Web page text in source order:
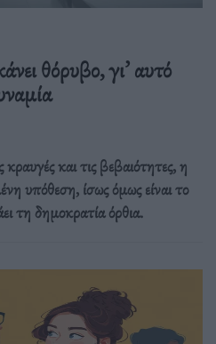
θόρυβο, γι’ αυτό
και τις βεβαιότητες, η
υπόθεση, ίσως όμως είναι το
τη δημοκρατία όρθια.